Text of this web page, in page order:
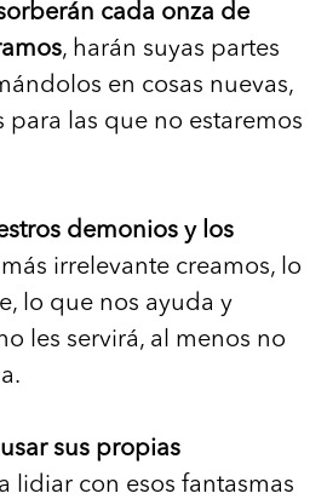
cada onza de
, harán suyas partes
en cosas nuevas,
para las que no estaremos
demonios y los
irrelevante creamos, lo
lo que nos ayuda y
les servirá, al menos no
usar sus propias
lidiar con esos fantasmas